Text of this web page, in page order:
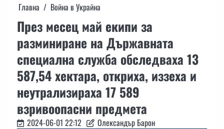
Главна
Война в Украйна
През месец май екипи за
разминиране на Държавната
специална служба обследваха 13
587,54 хектара, откриха, иззеха и
неутрализираха 17 589
взривоопасни предмета
2024-06-01 22:12 Олександър Барон